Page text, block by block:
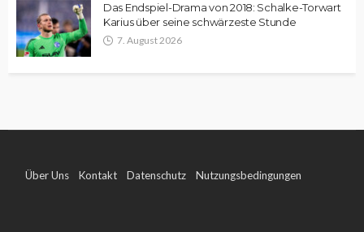
Das Endspiel-Drama von 2018: Schalke-Torwart
Karius über seine schwärzeste Stunde
7. August 2026
Über Uns Kontakt Datenschutz Nutzungsbedingungen